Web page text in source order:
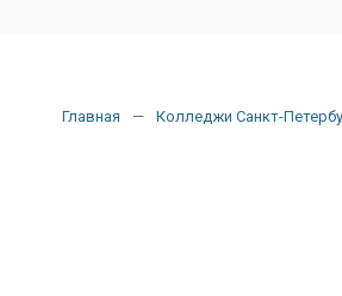
Главная Колледжи Санкт-